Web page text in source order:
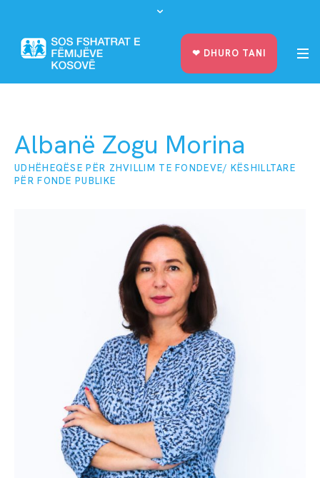
❤︎ DHURO TANI
Albanë Zogu Morina
UDHËHEQËSE PËR ZHVILLIM TE FONDEVE/ KËSHILLTARE
PËR FONDE PUBLIKE